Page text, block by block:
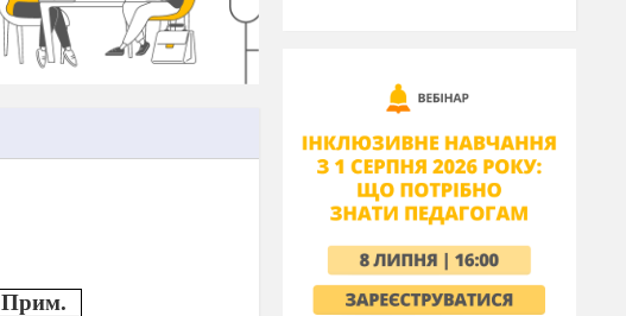
Прим.